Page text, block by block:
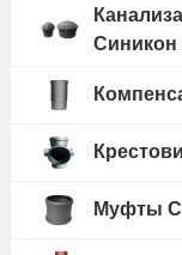
Синикон
Муфты